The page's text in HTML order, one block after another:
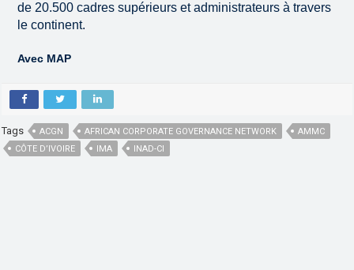
de 20.500 cadres supérieurs et administrateurs à travers
le continent.
Avec MAP
Tags ACGN AFRICAN CORPORATE GOVERNANCE NETWORK
AMMC
CÔTE D’IVOIRE
IMA INAD-CI